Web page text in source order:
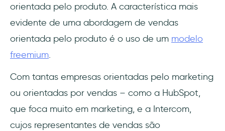
orientada pelo produto. A característica mais
evidente de uma abordagem de vendas
orientada pelo produto é o uso de um modelo
freemium.
Com tantas empresas orientadas pelo marketing
ou orientadas por vendas – como a HubSpot,
que foca muito em marketing, e a Intercom,
cujos representantes de vendas são